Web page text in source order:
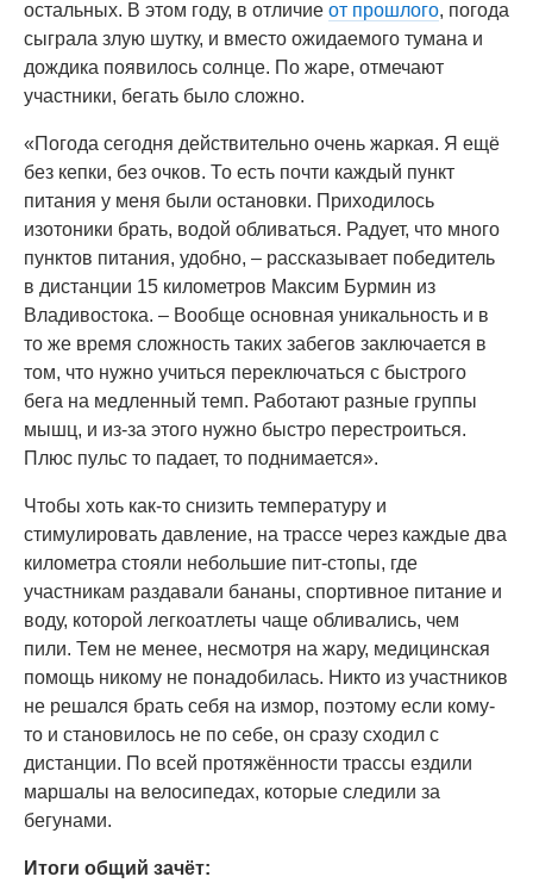
остальных. В этом году, в отличие от прошлого, погода
сыграла злую шутку, и вместо ожидаемого тумана и
дождика появилось солнце. По жаре, отмечают
участники, бегать было сложно.
«Погода сегодня действительно очень жаркая. Я ещё
без кепки, без очков. То есть почти каждый пункт
питания у меня были остановки. Приходилось
изотоники брать, водой обливаться. Радует, что много
пунктов питания, удобно, – рассказывает победитель
в дистанции 15 километров Максим Бурмин из
Владивостока. – Вообще основная уникальность и в
то же время сложность таких забегов заключается в
том, что нужно учиться переключаться с быстрого
бега на медленный темп. Работают разные группы
мышц, и из-за этого нужно быстро перестроиться.
Плюс пульс то падает, то поднимается».
Чтобы хоть как-то снизить температуру и
стимулировать давление, на трассе через каждые два
километра стояли небольшие пит-стопы, где
участникам раздавали бананы, спортивное питание и
воду, которой легкоатлеты чаще обливались, чем
пили. Тем не менее, несмотря на жару, медицинская
помощь никому не понадобилась. Никто из участников
не решался брать себя на измор, поэтому если кому-
то и становилось не по себе, он сразу сходил с
дистанции. По всей протяжённости трассы ездили
маршалы на велосипедах, которые следили за
бегунами.
Итоги общий зачёт: